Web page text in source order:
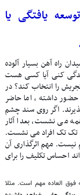
یافتگی یا
راه آهن بسیار آلوده
کنی آیا کسی هست
را انتخاب کند؟ در
داشته ، اما حاضر
اگر روی سند چشم
می نشست، بعدا آثار
تک تک افراد می نشست.
مهم اثرگذاری آن
احساس تکلیف را برای
فوق العاده مهم است. مثلا